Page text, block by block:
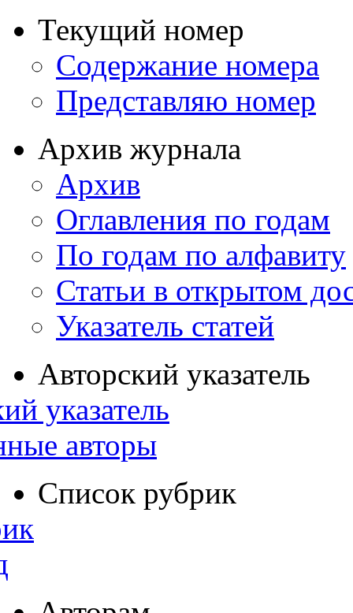
Текущий номер
Содержание номера
Представляю номер
Архив журнала
Архив
Оглавления по годам
По годам по алфавиту
Статьи в открытом
Указатель статей
Авторский указатель
указатель
авторы
Список рубрик